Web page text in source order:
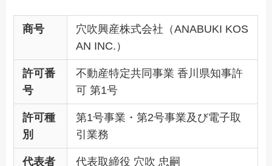
商号
穴吹興産株式会社（ANABUKI KOS
AN INC.）
許可番
号
不動産特定共同事業 香川県知事許
可 第1号
許可種
別
第1号事業・第2号事業及び電子取
引業務
代表者 代表取締役 穴吹 忠嗣